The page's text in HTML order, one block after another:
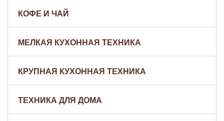
КОФЕ И ЧАЙ
МЕЛКАЯ КУХОННАЯ ТЕХНИКА
КРУПНАЯ КУХОННАЯ ТЕХНИКА
ТЕХНИКА ДЛЯ ДОМА